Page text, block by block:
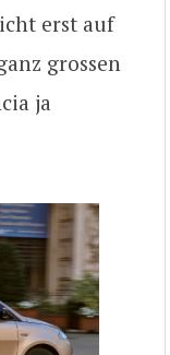
erst auf
grossen
ja